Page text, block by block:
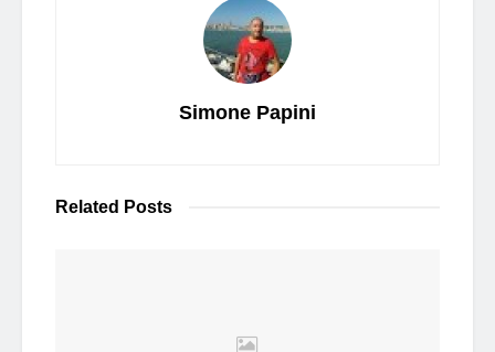
Simone Papini
Related Posts